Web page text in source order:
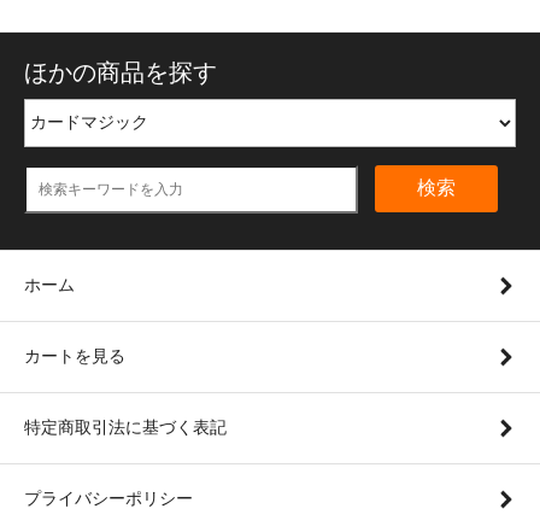
ほかの商品を探す
検索
ホーム
カートを見る
特定商取引法に基づく表記
プライバシーポリシー